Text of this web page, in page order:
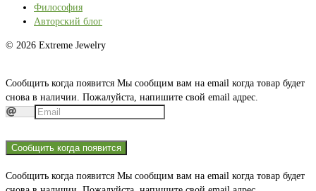
Философия
Авторский блог
© 2026 Extreme Jewelry
Сообщить когда появится Мы сообщим вам на email когда товар будет
снова в наличии. Пожалуйста, напишите свой email адрес.
Сообщить когда появится
Сообщить когда появится Мы сообщим вам на email когда товар будет